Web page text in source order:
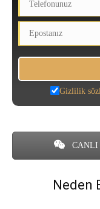
Gizlilik
CANLI
Neden